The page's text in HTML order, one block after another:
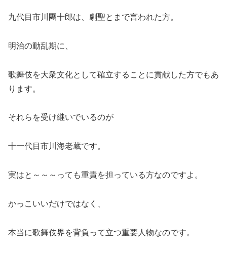
九代目市川團十郎は、劇聖とまで言われた方。
明治の動乱期に、
歌舞伎を大衆文化として確立することに貢献した方でもあ
ります。
それらを受け継いでいるのが
十一代目市川海老蔵です。
実はと～～～っても重責を担っている方なのですよ。
かっこいいだけではなく、
本当に歌舞伎界を背負って立つ重要人物なのです。